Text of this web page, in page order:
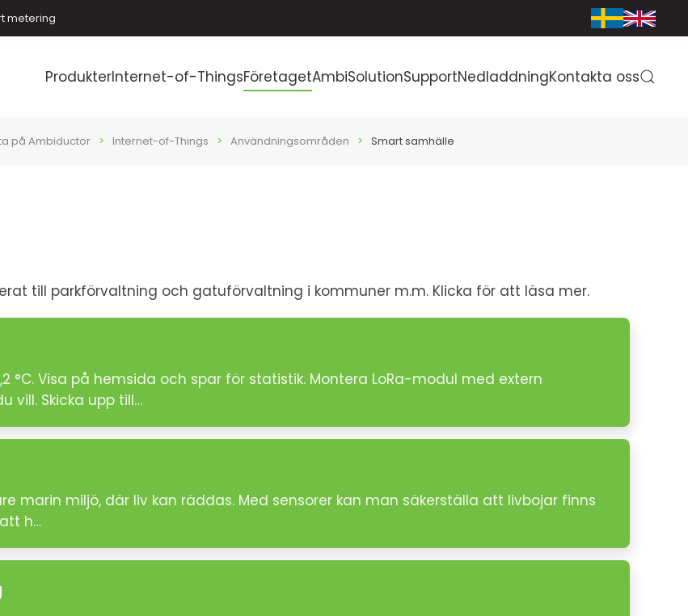
metering
ProdukterInternet-of-ThingsFöretagetAmbiSolutionSupportNedladdningKontakta oss
på Ambiductor Internet-of-Things Användningsområden Smart samhälle
till parkförvaltning och gatuförvaltning i kommuner m.m. Klicka för att läsa mer.
Visa på hemsida och spar för statistik. Montera LoRa-modul med extern
vill. Skicka upp till…
marin miljö, där liv kan räddas. Med sensorer kan man säkerställa att livbojar finns
h…